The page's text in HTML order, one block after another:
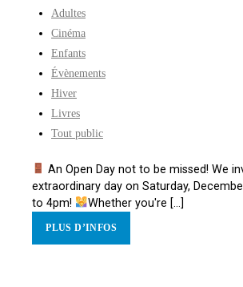
Adultes
Cinéma
Enfants
Évènements
Hiver
Livres
Tout public
An Open Day not to be missed! We
extraordinary day on Saturday,
to 4pm!
Whether you're [...]
PLUS D’INFOS